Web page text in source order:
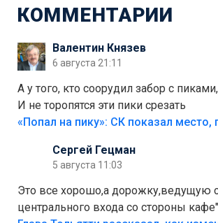
КОММЕНТАРИИ
Валентин Князев
6 августа 21:11
А у того, кто соорудил забор с
И не торопятся эти пики срезать
Сергей Гецман
5 августа 11:03
Это все хорошо,а дорожку,ведущую
центрального входа со стороны